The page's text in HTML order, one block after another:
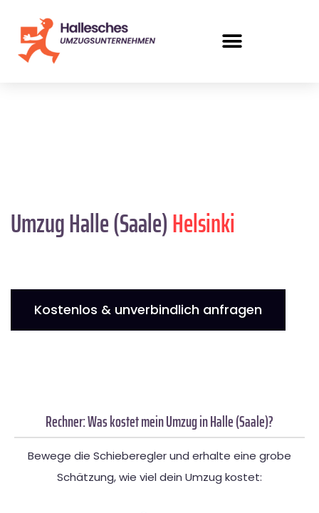
Umzug Halle (Saale)Helsinki
Kostenlos & unverbindlich anfragen
Rechner: Was kostet mein Umzug in Halle (Saale)?
Bewege die Schieberegler und erhalte eine grobe
Schätzung, wie viel dein Umzug kostet: